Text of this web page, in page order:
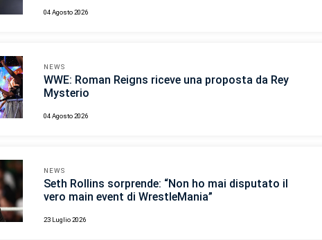
04 Agosto 2026
NEWS
WWE: Roman Reigns riceve una proposta da Rey
Mysterio
04 Agosto 2026
NEWS
Seth Rollins sorprende: “Non ho mai disputato il
vero main event di WrestleMania”
23 Luglio 2026